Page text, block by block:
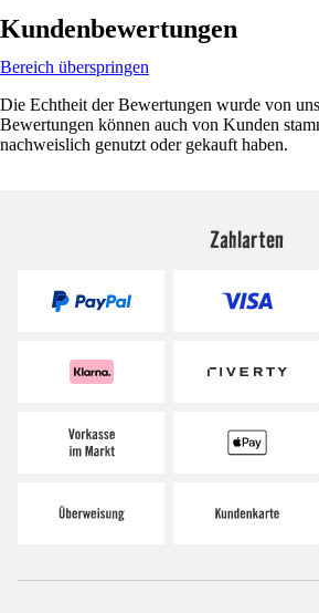
Kundenbewertungen
Bereich überspringen
Die Echtheit der Bewertungen wurde von
Bewertungen können auch von Kunden
nachweislich genutzt oder gekauft haben.
Zahlarten